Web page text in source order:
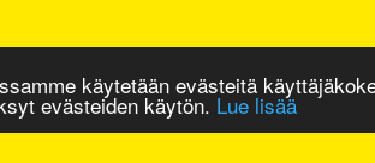
käytetään evästeitä
evästeiden käytön. Lue lisää